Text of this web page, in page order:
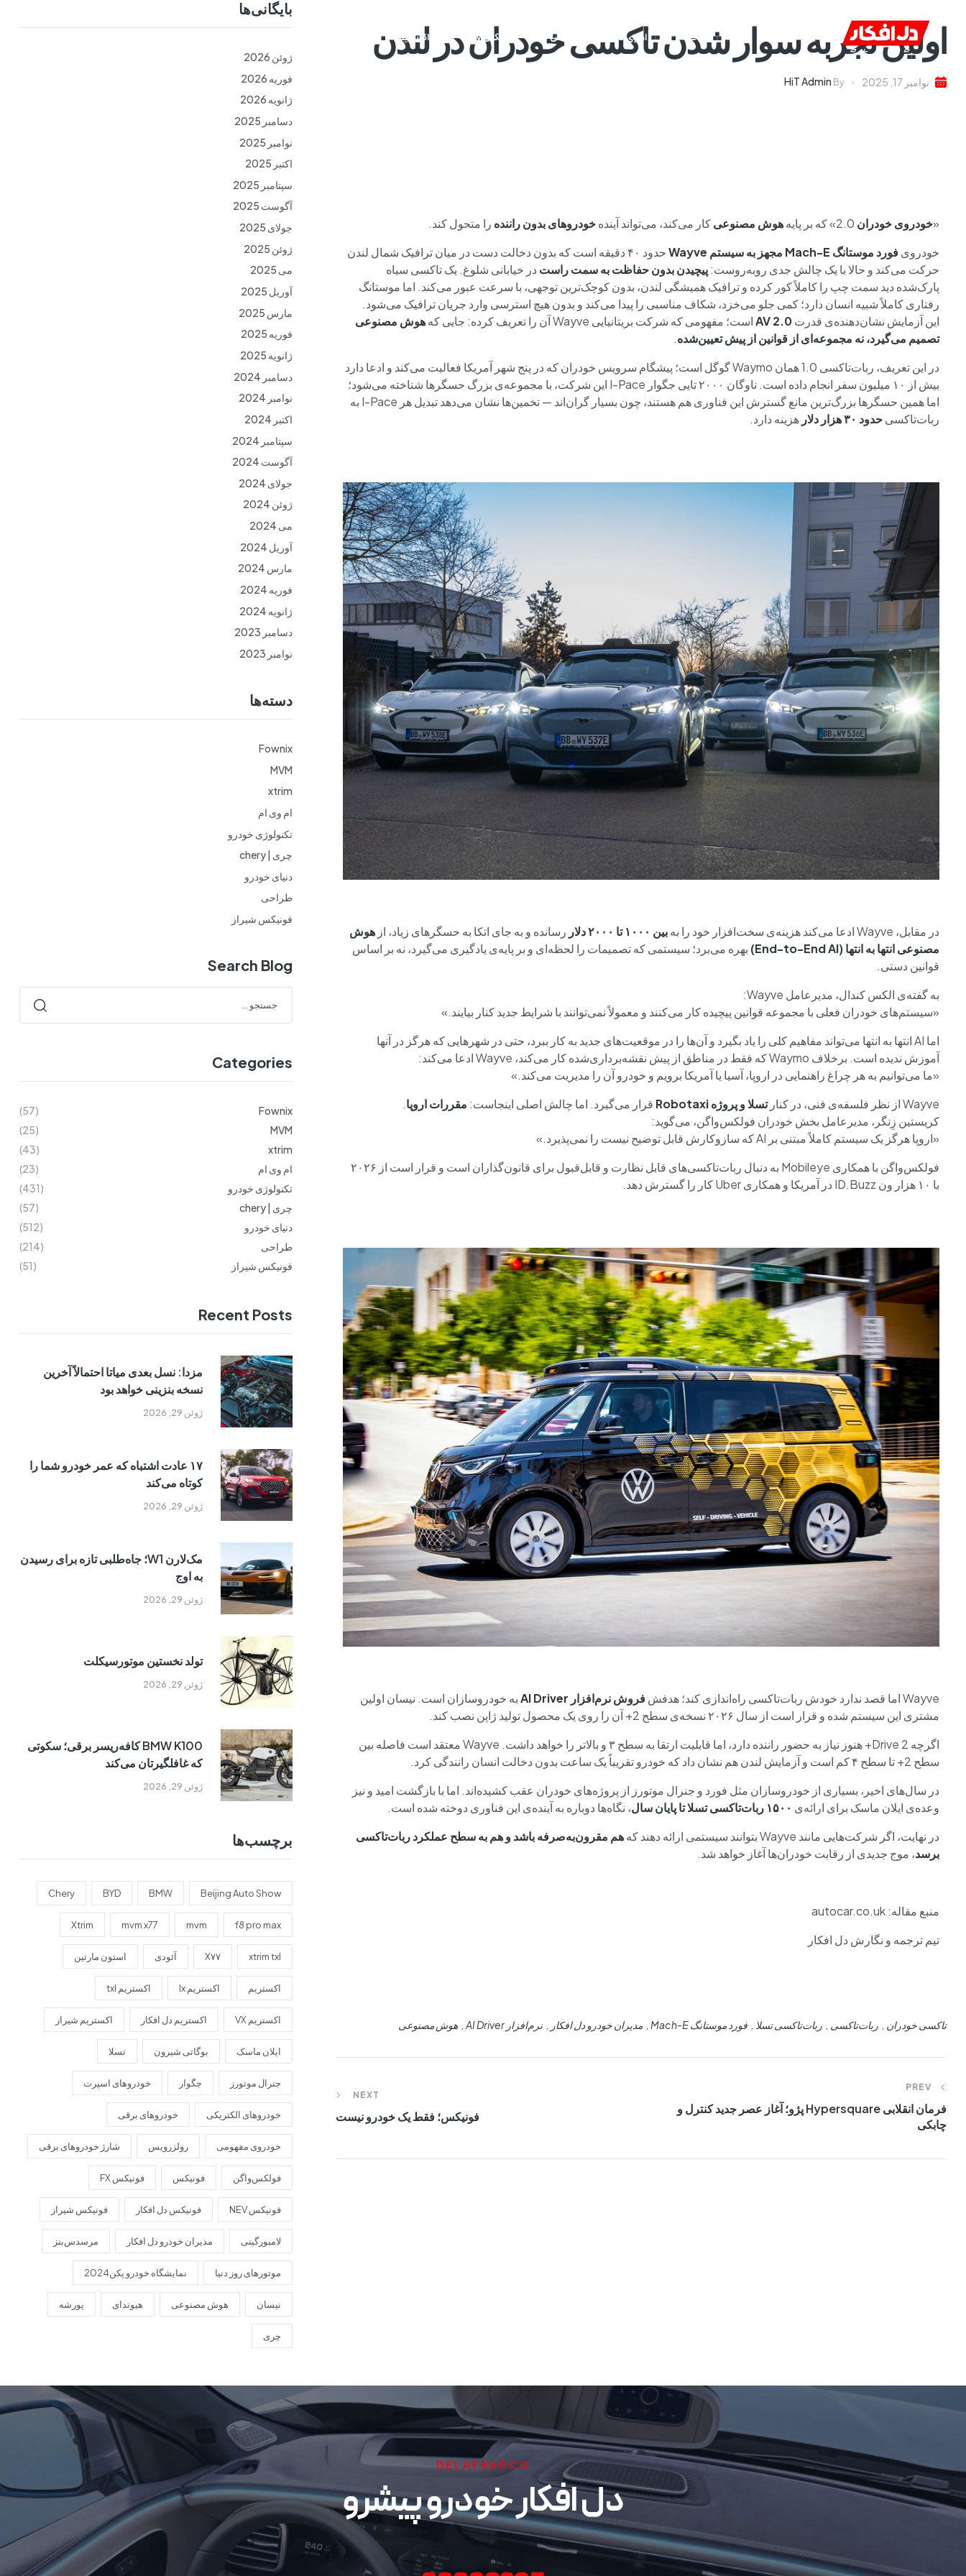
خانه ام وی ام فونیکس فونیکس NEV اکستریم
اولین تجربه سوار شدن تاکسی خودران در لندن
نوامبر 17, 2025 By
HiT Admin
«خودروی خودران هوش مصنوعیکار می‌کند، می‌تواند آیندهخودروهای بدون راننده را متحول کند.
خودرویفورد موستانگ Mach-E مجهز به سیستم Wayve
حدود ۴۰ دقیقه است که بدون دخالت دست در میان ترافیک شمال لندن
حرکت می‌کند و حالا با یک چالش جدی روبه‌روست:پیچیدن بدون حفاظت به سمت راست در خیابانی شلوغ. یک تاکسی سیاه
پارک‌شده دید سمت چپ را کاملاً کور کرده و ترافیک همیشگی لندن، بدون کوچک‌ترین توجهی، با سرعت عبور می‌کند. اما موستانگ
رفتاری کاملاً شبیه انسان دارد؛ کمی جلو می‌خزد، شکاف مناسبی را پیدا می‌کند و بدون هیچ استرسی وارد جریان ترافیک می‌شود.
این آزمایش نشان‌دهنده‌ی قدرتAV 2.0است؛ مفهومی که شرکت بریتانیایی Wayve آن را تعریف کرده: جایی که
هوش مصنوعی
تصمیم می‌گیرد، نه مجموعه‌ای از قوانین از پیش تعیین‌شده.
در این تعریف، ربات‌تاکسی 1.0 همان Waymo گوگل است؛ پیشگام سرویس خودران که در پنج شهر آمریکا فعالیت می‌کند و ادعا دارد
بیش از ۱۰ میلیون سفر انجام داده است. ناوگان ۲۰۰۰ تایی جگوار I-Pace این شرکت، با مجموعه‌ی بزرگ حسگرها شناخته می‌شود؛
اما همین حسگرها بزرگ‌ترین مانع گسترش این فناوری هم هستند، چون بسیار گران‌اند — تخمین‌ها نشان می‌دهد تبدیل هر I-Pace به
ربات‌تاکسیحدود ۳۰ هزار دلار هزینه دارد.
در مقابل، Wayve ادعا می‌کند هزینه‌ی سخت‌افزار خود را به بین ۱۰۰۰ تا ۲۰۰۰ دلار رسانده و به جای اتکا به حسگرهای زیاد، از هوش
مصنوعی انتها به انتها (End-to-End AI)
بهره می‌برد؛ سیستمی که تصمیمات را لحظه‌ای و بر پایه‌ی یادگیری می‌گیرد، نه بر اساس
قوانین دستی.
به گفته‌ی الکس کندال، مدیرعامل Wayve:
«سیستم‌های خودران فعلی با مجموعه قوانین پیچیده کار می‌کنند و معمولاً نمی‌توانند با شرایط جدید کنار بیایند.»
اما AI انتها به انتها می‌تواند مفاهیم کلی را یاد بگیرد و آن‌ها را در موقعیت‌های جدید به کار ببرد، حتی در شهرهایی که هرگز در آنها
آموزش ندیده است. برخلاف Waymo که فقط در مناطق از پیش نقشه‌برداری‌شده کار می‌کند، Wayve ادعا می‌کند:
«ما می‌توانیم به هر چراغ راهنمایی در اروپا، آسیا یا آمریکا برویم و خودرو آن را مدیریت می‌کند.»
Wayve از نظر فلسفه‌ی فنی، در کنار
تسلا و پروژه Robotaxi قرار می‌گیرد. اما چالش اصلی اینجاست: مقررات اروپا.
کریستین زِنگر، مدیرعامل بخش خودران فولکس‌واگن، می‌گوید:
«اروپا هرگز یک سیستم کاملاً مبتنی بر AI که سازوکارش قابل توضیح نیست را نمی‌پذیرد.»
فولکس‌واگن با همکاری Mobileye به دنبال ربات‌تاکسی‌های قابل نظارت و قابل‌قبول برای قانون‌گذاران است و قرار است از ۲۰۲۶
با ۱۰ هزار ون ID.Buzz در آمریکا و همکاری Uber کار را گسترش دهد.
Wayve اما قصد ندارد خودش ربات‌تاکسی راه‌اندازی کند؛ هدفش فروش نرم‌افزار AI Driver
به خودروسازان است. نیسان اولین
مشتری این سیستم شده و قرار است از سال ۲۰۲۶ نسخه‌ی سطح 2+ آن را روی یک محصول تولید ژاپن نصب کند.
اگرچه Drive 2+ هنوز نیاز به حضور راننده دارد، اما قابلیت ارتقا به سطح ۳ و بالاتر را خواهد داشت. Wayve معتقد است فاصله بین
سطح 2+ تا سطح ۴ کم است و آزمایش لندن هم نشان داد که خودرو تقریباً یک ساعت بدون دخالت انسان رانندگی کرد.
در سال‌های اخیر، بسیاری از خودروسازان مثل فورد و جنرال موتورز از پروژه‌های خودران عقب کشیده‌اند. اما با بازگشت امید و نیز
وعده‌ی ایلان ماسک برای ارائه‌ی ۱۵۰۰ ربات‌تاکسی تسلا تا پایان سال
، نگاه‌ها دوباره به آینده‌ی این فناوری دوخته شده است.
در نهایت، اگر شرکت‌هایی مانند Wayve بتوانند سیستمی ارائه دهند که
هم مقرون‌به‌صرفه باشد و هم به سطح عملکرد ربات‌تاکسی
برسد، موج جدیدی از رقابت خودران‌ها آغاز خواهد شد.
منبع مقاله: autocar.co.uk
تیم ترجمه و نگارش دل افکار
تاکسی خودران ربات‌تاکسی ربات‌تاکسی تسلا فورد موستانگ Mach-E مدیران خودرو دل افکار نرم‌افزار AI Driver هوش مصنوعی
PREV
فرمان انقلابی Hypersquare پژو؛ آغاز عصر جدید کنترل و
چابکی
NEXT
فونیکس؛ فقط یک خودرو نیست
بایگانی‌ها
ژوئن 2026
فوریه 2026
ژانویه 2026
دسامبر 2025
نوامبر 2025
اکتبر 2025
سپتامبر 2025
آگوست 2025
جولای 2025
ژوئن 2025
می 2025
آوریل 2025
مارس 2025
فوریه 2025
ژانویه 2025
دسامبر 2024
نوامبر 2024
اکتبر 2024
سپتامبر 2024
آگوست 2024
جولای 2024
ژوئن 2024
می 2024
آوریل 2024
مارس 2024
فوریه 2024
ژانویه 2024
دسامبر 2023
نوامبر 2023
دسته‌ها
Fownix
MVM
xtrim
ام وی ام
تکنولوژی خودرو
چری | chery
دنیای خودرو
طراحی
فونیکس شیراز
Search Blog
Categories
Fownix
(57)
MVM
(25)
xtrim
(43)
ام وی ام
(23)
تکنولوژی خودرو
(431)
چری | chery
(57)
دنیای خودرو
(512)
طراحی
(214)
فونیکس شیراز
(51)
Recent Posts
ژوئن 29, 2026
مزدا: نسل بعدی میاتا احتمالاً آخرین
نسخه بنزینی خواهد بود
ژوئن 29, 2026
۱۷ عادت اشتباه که عمر خودرو شما را
کوتاه می‌کند
ژوئن 29, 2026
مک‌لارن W1؛ جاه‌طلبی تازه برای رسیدن
به اوج
ژوئن 29, 2026
تولد نخستین موتورسیکلت
ژوئن 29, 2026
BMW K100 کافه‌ریسر برقی؛ سکوتی
که غافلگیرتان می‌کند
برچسب‌ها
Beijing Auto Show
BMW
BYD
Chery
f8 pro max
mvm
mvm x77
Xtrim
xtrim txl X۷۷ آئودی استون مارتین
اکستریم اکستریم lx اکستریم txl
اکستریم VX اکستریم دل افکار اکستریم شیراز
ایلان ماسک بوگاتی شیرون تسلا
جنرال موتورز جگوار خودروهای اسپرت
خودروهای الکتریکی خودروهای برقی
خودروی مفهومی رولزرویس شارژ خودروهای برقی
فولکس‌واگن فونیکس فونیکس FX
فونیکس NEV فونیکس دل افکار فونیکس شیراز
لامبورگینی مدیران خودرو دل افکار مرسدس‌بنز
موتورهای روز دنیا نمایشگاه خودرو پکن2024
نیسان هوش مصنوعی هیوندای پورشه
چری
DELAFKARCO
دل افکار خودرو پیشرو